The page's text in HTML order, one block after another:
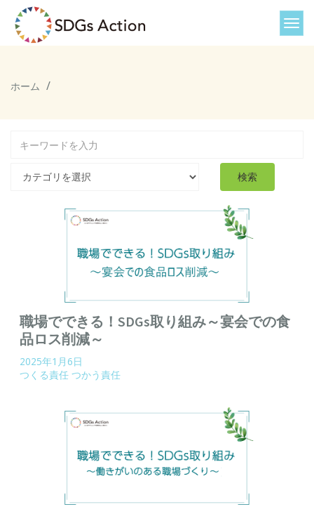
ホーム
検索
職場でできる！SDGs取り組み～宴会での食
品ロス削減～
2025年1月6日
つくる責任 つかう責任